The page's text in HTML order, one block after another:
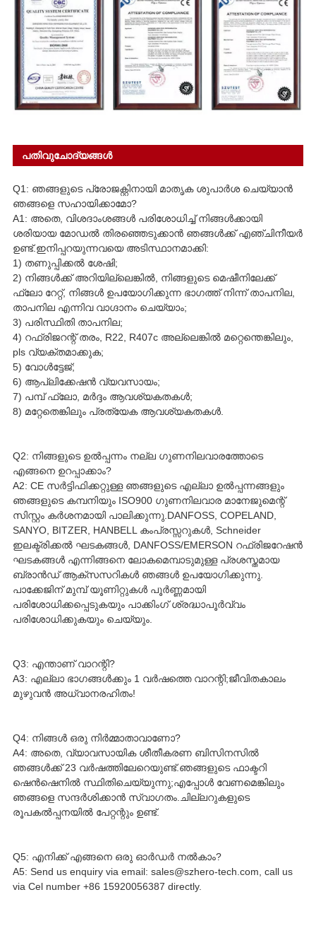
പതിവുചോദ്യങ്ങൾ
Q1: ഞങ്ങളുടെ പ്രോജക്റ്റിനായി മാതൃക ശുപാർശ ചെയ്യാൻ
ഞങ്ങളെ സഹായിക്കാമോ?
A1: അതെ, വിശദാംശങ്ങൾ പരിശോധിച്ച് നിങ്ങൾക്കായി
ശരിയായ മോഡൽ തിരഞ്ഞെടുക്കാൻ ഞങ്ങൾക്ക് എഞ്ചിനീയർ
ഉണ്ട്.ഇനിപ്പറയുന്നവയെ അടിസ്ഥാനമാക്കി:
1) തണുപ്പിക്കൽ ശേഷി;
2) നിങ്ങൾക്ക് അറിയില്ലെങ്കിൽ, നിങ്ങളുടെ മെഷീനിലേക്ക്
ഫ്ലോ റേറ്റ്, നിങ്ങൾ ഉപയോഗിക്കുന്ന ഭാഗത്ത് നിന്ന് താപനില,
താപനില എന്നിവ വാഗ്ദാനം ചെയ്യാം;
3) പരിസ്ഥിതി താപനില;
4) റഫ്രിജറന്റ് തരം, R22, R407c അല്ലെങ്കിൽ മറ്റെന്തെങ്കിലും,
pls വ്യക്തമാക്കുക;
5) വോൾട്ടേജ്;
6) ആപ്ലിക്കേഷൻ വ്യവസായം;
7) പമ്പ് ഫ്ലോ, മർദ്ദം ആവശ്യകതകൾ;
8) മറ്റേതെങ്കിലും പ്രത്യേക ആവശ്യകതകൾ.
Q2: നിങ്ങളുടെ ഉൽപ്പന്നം നല്ല ഗുണനിലവാരത്തോടെ
എങ്ങനെ ഉറപ്പാക്കാം?
A2: CE സർട്ടിഫിക്കറ്റുള്ള ഞങ്ങളുടെ എല്ലാ ഉൽപ്പന്നങ്ങളും
ഞങ്ങളുടെ കമ്പനിയും ISO900 ഗുണനിലവാര മാനേജുമെന്റ്
സിസ്റ്റം കർശനമായി പാലിക്കുന്നു.DANFOSS, COPELAND,
SANYO, BITZER, HANBELL കംപ്രസ്സറുകൾ, Schneider
ഇലക്ട്രിക്കൽ ഘടകങ്ങൾ, DANFOSS/EMERSON റഫ്രിജറേഷൻ
ഘടകങ്ങൾ എന്നിങ്ങനെ ലോകമെമ്പാടുമുള്ള പ്രശസ്തമായ
ബ്രാൻഡ് ആക്സസറികൾ ഞങ്ങൾ ഉപയോഗിക്കുന്നു.
പാക്കേജിന് മുമ്പ് യൂണിറ്റുകൾ പൂർണ്ണമായി
പരിശോധിക്കപ്പെടുകയും പാക്കിംഗ് ശ്രദ്ധാപൂർവ്വം
പരിശോധിക്കുകയും ചെയ്യും.
Q3: എന്താണ് വാറന്റി?
A3: എല്ലാ ഭാഗങ്ങൾക്കും 1 വർഷത്തെ വാറന്റി;ജീവിതകാലം
മുഴുവൻ അധ്വാനരഹിതം!
Q4: നിങ്ങൾ ഒരു നിർമ്മാതാവാണോ?
A4: അതെ, വ്യാവസായിക ശീതീകരണ ബിസിനസിൽ
ഞങ്ങൾക്ക് 23 വർഷത്തിലേറെയുണ്ട്.ഞങ്ങളുടെ ഫാക്ടറി
ഷെൻ‌ഷെനിൽ സ്ഥിതിചെയ്യുന്നു;എപ്പോൾ വേണമെങ്കിലും
ഞങ്ങളെ സന്ദർശിക്കാൻ സ്വാഗതം.ചില്ലറുകളുടെ
രൂപകൽപ്പനയിൽ പേറ്റന്റും ഉണ്ട്.
Q5: എനിക്ക് എങ്ങനെ ഒരു ഓർഡർ നൽകാം?
A5: Send us enquiry via email: sales@szhero-tech.com, call us
via Cel number +86 15920056387 directly.